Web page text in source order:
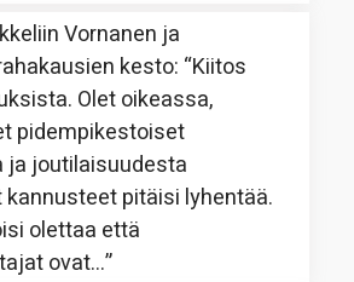
Vornanen ja
kesto: “Kiitos
Olet oikeassa,
pidempikestoiset
ja joutilaisuudesta
pitäisi lyhentää.
olettaa että
ovat…”